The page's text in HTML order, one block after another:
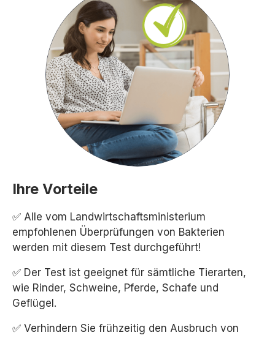
Ihre Vorteile
✅ Alle vom Landwirtschaftsministerium
empfohlenen Überprüfungen von Bakterien
werden mit diesem Test durchgeführt!
✅ Der Test ist geeignet für sämtliche Tierarten,
wie Rinder, Schweine, Pferde, Schafe und
Geflügel.
✅ Verhindern Sie frühzeitig den Ausbruch von